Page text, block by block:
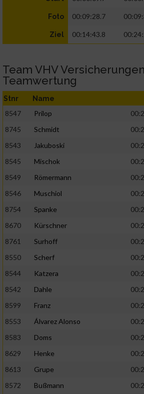
Foto 00:09:28.7
Ziel 00:14:43.8
Team VHV
Teamwertung
Stnr Name
8547 Prilop
8745
Schmidt
8543
Jakuboski
8545
Mischok
8549
Römermann
8546
Muschiol
8754
Spanke
8670
Kürschner
8761
Surhoff
8550
Scherf
8544
Katzera
8542
Dahle
8599
Franz
8553
Álvarez Alonso
8583
Doms
8629
Henke
8613
Grupe
8572
Bußmann